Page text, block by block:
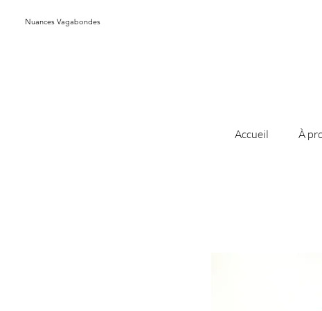
Nuances Vagabondes
Accueil À